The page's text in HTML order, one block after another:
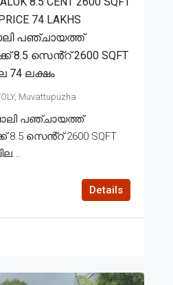
74 LAKHS
പഞ്ചായത്ത്
8.5 സെൻ്റ് 2600 SQFT
74 ലക്ഷം
Muvattupuzha
പഞ്ചായത്ത്
സെൻ്റ് 2600 SQFT
Details